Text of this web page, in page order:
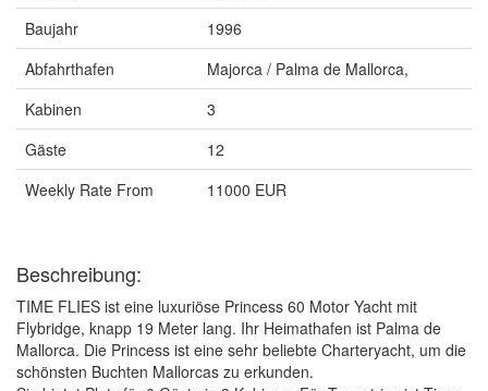
Baujahr
1996
Abfahrthafen
Majorca / Palma de Mallorca,
Kabinen
3
Gäste
12
Weekly Rate From
11000 EUR
Beschreibung:
TIME FLIES ist eine luxuriöse Princess 60 Motor Yacht mit
Flybridge, knapp 19 Meter lang. Ihr Heimathafen ist Palma de
Mallorca. Die Princess ist eine sehr beliebte Charteryacht, um die
schönsten Buchten Mallorcas zu erkunden.